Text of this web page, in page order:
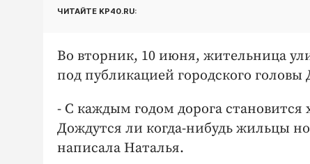
ЧИТАЙТЕ KP40.RU:
Во вторник, 10 июня, жительница
под публикацией городского
- С каждым годом дорога
Дождутся ли когда-нибудь жильцы
написала Наталья.